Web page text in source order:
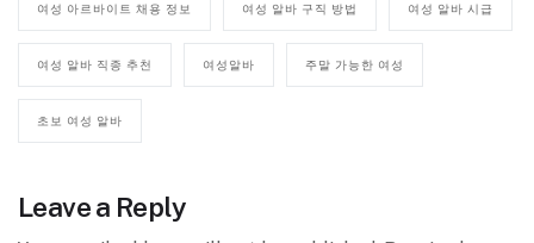
여성 아르바이트 채용 정보 여성 알바 구직 방법 여성 알바 시급
여성 알바 직종 추천 여성알바 주말 가능한 여성
초보 여성 알바
Leave a Reply